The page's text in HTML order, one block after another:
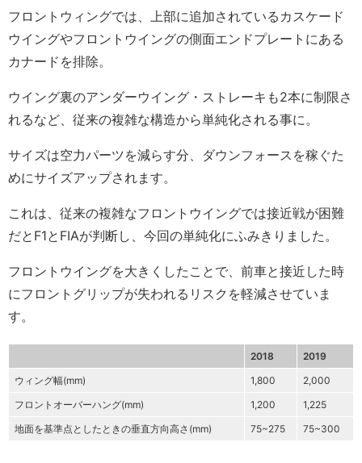
フロントウィングでは、上部に追加されているカスケード
ウイングやフロントウイングの側面エンドプレートにある
カナードを排除。
ウイング裏のアンダーウイング・ストレーキも2本に制限さ
れるなど、従来の複雑な構造から単純化される事に。
サイズは空力パーツを減らす分、ダウンフォースを稼ぐた
めにサイズアップされます。
これは、従来の複雑なフロントウイングでは接近戦が困難
だとF1とFIAが判断し、今回の単純化にふみきりました。
フロントウイングを大きくしたことで、前車と接近した時
にフロントグリップが失われるリスクを軽減させていま
す。
2018
2019
ウィング幅(mm)
1,800
2,000
フロントオーバーハング(mm)
1,200
1,225
地面を基準点としたときの垂直方向高さ(mm)
75~275 75~300